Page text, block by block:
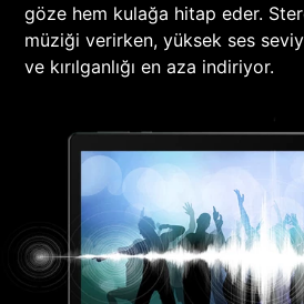
göze hem kulağa hitap eder.
müziği verirken, yüksek ses
ve kırılganlığı en aza indiriyor.